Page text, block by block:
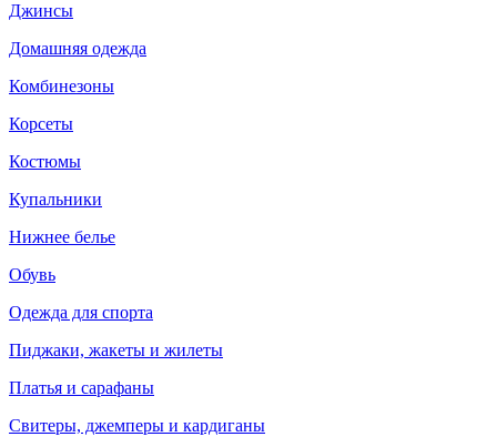
Джинсы
Домашняя одежда
Комбинезоны
Корсеты
Костюмы
Купальники
Нижнее белье
Обувь
Одежда для спорта
Пиджаки, жакеты и жилеты
Платья и сарафаны
Свитеры, джемперы и кардиганы